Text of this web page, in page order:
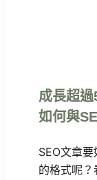
成長超
如何與
SEO文章
的格式呢？